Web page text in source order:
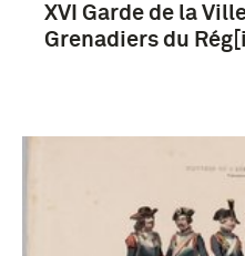
XVI Garde de la
Grenadiers du